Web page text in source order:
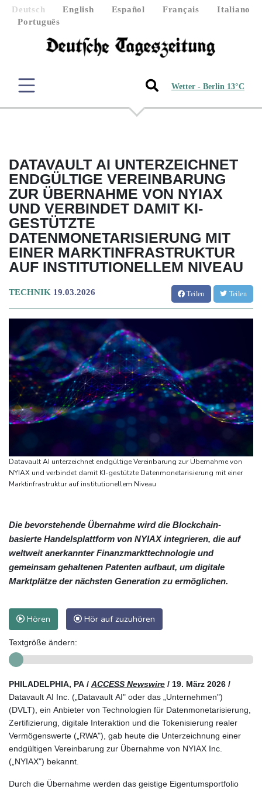
Deutsch English Español Français
Italiano
Português
Wetter - Berlin 13°C
DATAVAULT AI UNTERZEICHNET
ENDGÜLTIGE VEREINBARUNG
ZUR ÜBERNAHME VON NYIAX
UND VERBINDET DAMIT KI-
GESTÜTZTE
DATENMONETARISIERUNG MIT
EINER MARKTINFRASTRUKTUR
AUF INSTITUTIONELLEM NIVEAU
TECHNIK 19.03.2026 Teilen Teilen
Datavault AI unterzeichnet endgültige Vereinbarung zur Übernahme von
NYIAX und verbindet damit KI-gestützte Datenmonetarisierung mit einer
Marktinfrastruktur auf institutionellem Niveau
Die bevorstehende Übernahme wird die Blockchain-
basierte Handelsplattform von NYIAX integrieren, die auf
weltweit anerkannter Finanzmarkttechnologie und
gemeinsam gehaltenen Patenten aufbaut, um digitale
Marktplätze der nächsten Generation zu ermöglichen.
Hören Hör auf zuzuhören
Textgröße ändern:
PHILADELPHIA, PA / ACCESS Newswire / 19. März 2026 /
Datavault AI Inc. („Datavault AI" oder das „Unternehmen")
(DVLT), ein Anbieter von Technologien für Datenmonetarisierung,
Zertifizierung, digitale Interaktion und die Tokenisierung realer
Vermögenswerte („RWA"), gab heute die Unterzeichnung einer
endgültigen Vereinbarung zur Übernahme von NYIAX Inc.
(„NYIAX") bekannt.
Durch die Übernahme werden das geistige Eigentumsportfolio